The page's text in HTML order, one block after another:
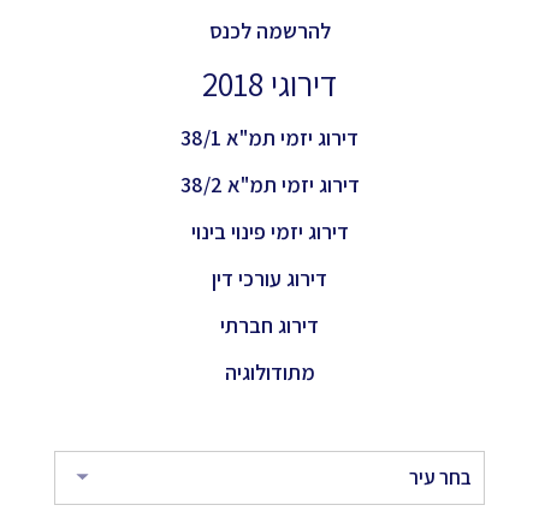
להרשמה לכנס
דירוגי 2018
דירוג יזמי תמ"א 38/1
דירוג יזמי תמ"א 38/2
דירוג יזמי פינוי בינוי
דירוג עורכי דין
דירוג חברתי
מתודולוגיה